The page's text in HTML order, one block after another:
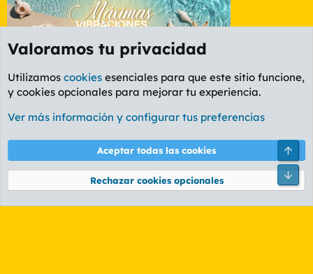
Foro Música
Cookies
PL OLDSTYLE AMARILLO
Términos y reglas Política de privacidad Ayuda
Community platform by XenForo® © 2010-2026 XenForo Ltd.
Valoramos tu privacidad
Utilizamos cookies esenciales para que este sitio funcione,
y cookies opcionales para mejorar tu experiencia.
Ver más información y configurar tus preferencias
Aceptar todas las cookies
Rechazar cookies opcionales
Pie